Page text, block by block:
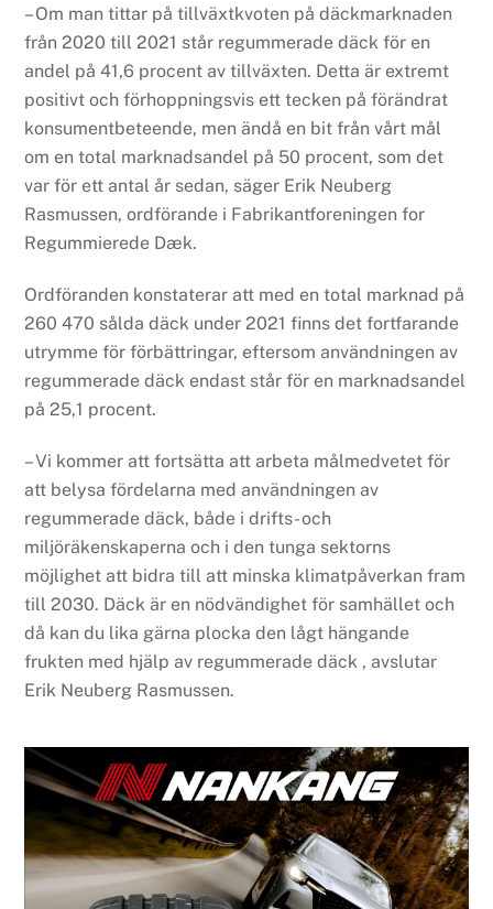
– Om man tittar på tillväxtkvoten på däckmarknaden
från 2020 till 2021 står regummerade däck för en
andel på 41,6 procent av tillväxten. Detta är extremt
positivt och förhoppningsvis ett tecken på förändrat
konsumentbeteende, men ändå en bit från vårt mål
om en total marknadsandel på 50 procent, som det
var för ett antal år sedan, säger Erik Neuberg
Rasmussen, ordförande i Fabrikantforeningen for
Regummierede Dæk.
Ordföranden konstaterar att med en total marknad på
260 470 sålda däck under 2021 finns det fortfarande
utrymme för förbättringar, eftersom användningen av
regummerade däck endast står för en marknadsandel
på 25,1 procent.
– Vi kommer att fortsätta att arbeta målmedvetet för
att belysa fördelarna med användningen av
regummerade däck, både i drifts- och
miljöräkenskaperna och i den tunga sektorns
möjlighet att bidra till att minska klimatpåverkan fram
till 2030. Däck är en nödvändighet för samhället och
då kan du lika gärna plocka den lågt hängande
frukten med hjälp av regummerade däck , avslutar
Erik Neuberg Rasmussen.